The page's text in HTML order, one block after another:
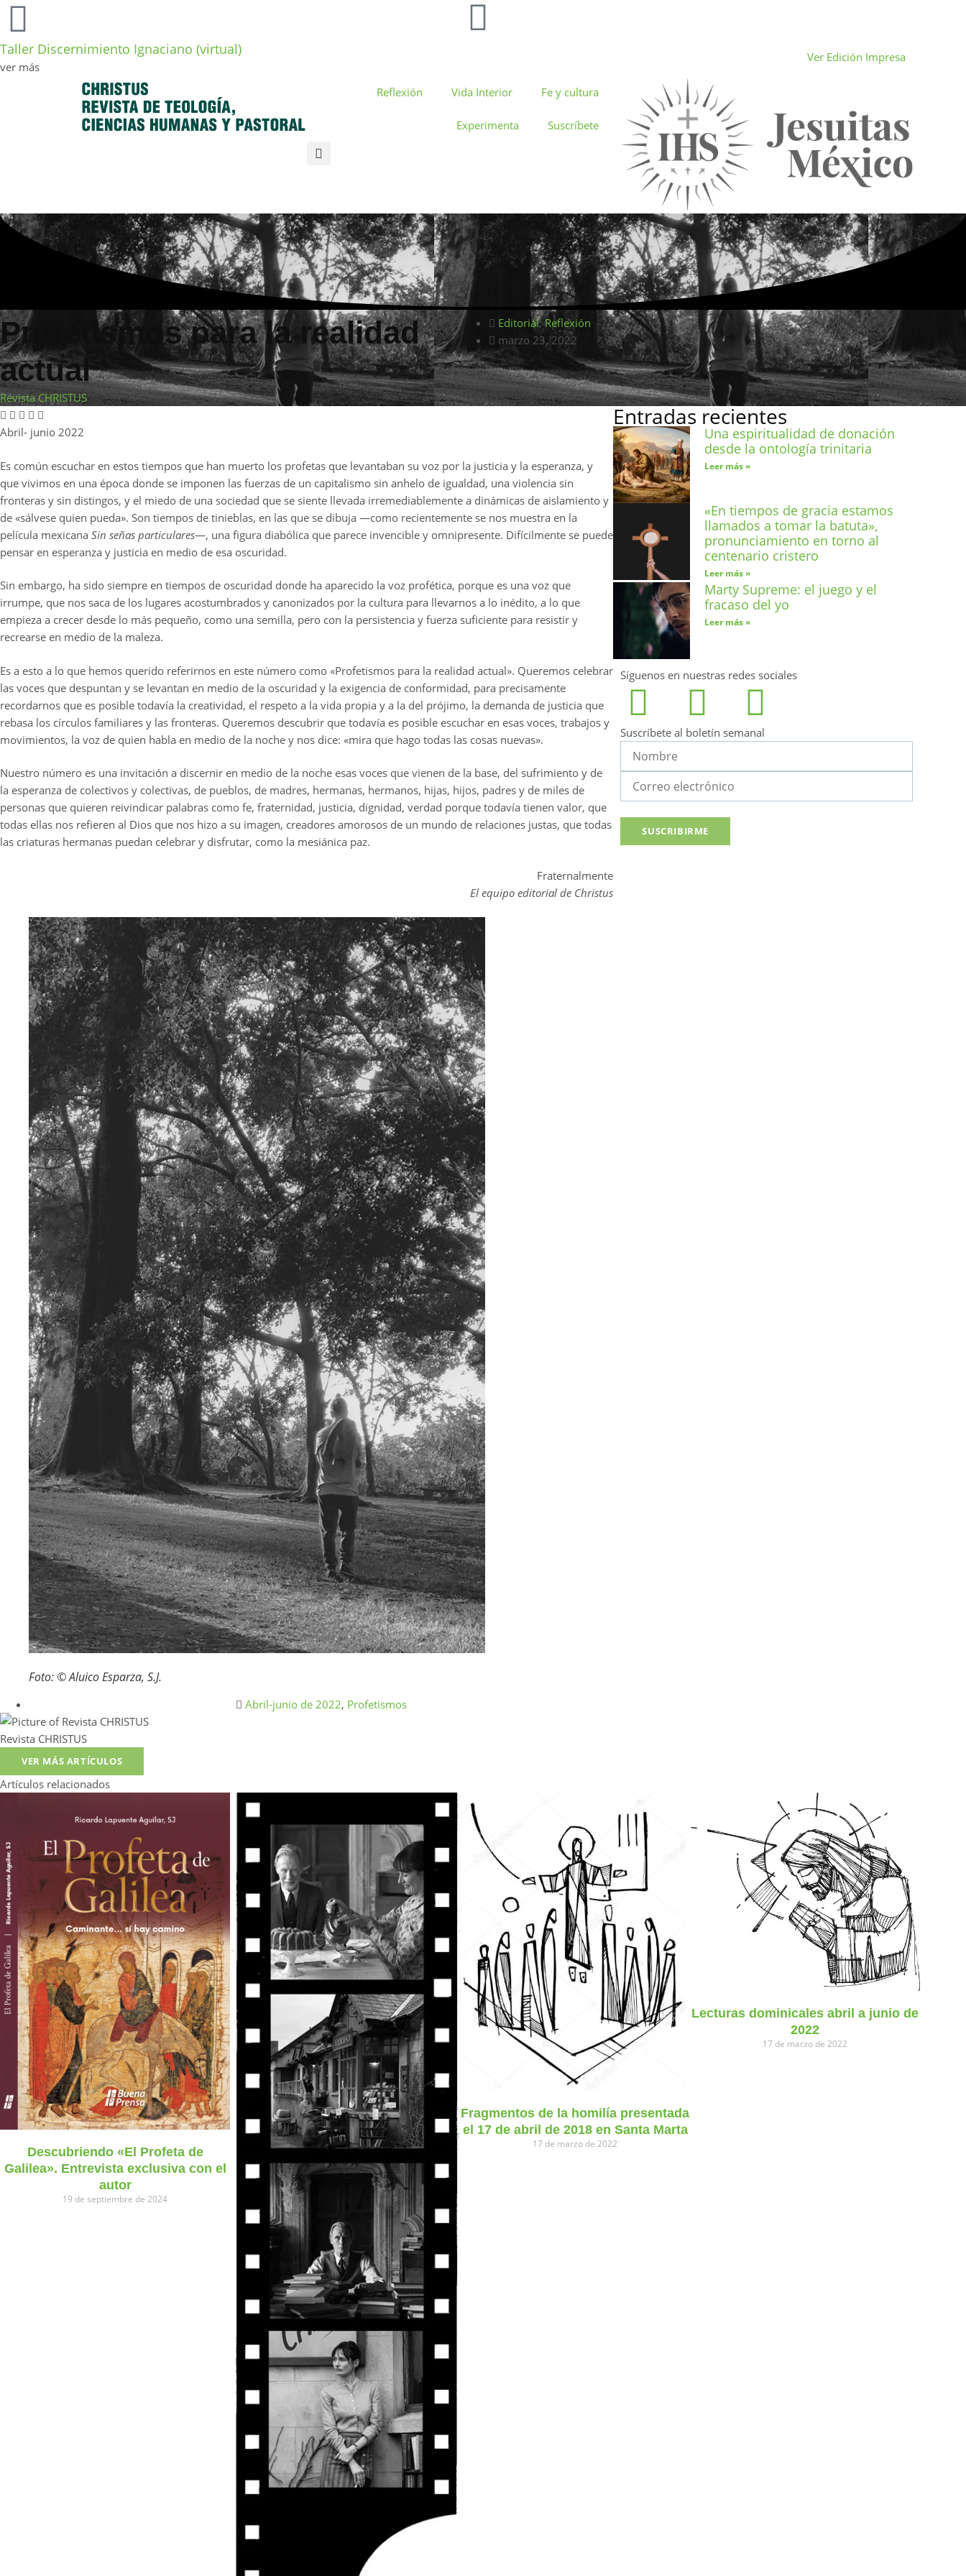
Taller Discernimiento Ignaciano (virtual)
ver más
Ver Edición Impresa
Reflexión Vida Interior Fe y cultura
Experimenta Suscríbete
Profetismos para la realidad
actual
Revista CHRISTUS
Editorial,Reflexión
marzo 23, 2022
Abril- junio 2022
Es común escuchar en estos tiempos que han muerto los profetas que levantaban su voz por la justicia y la esperanza, y
que vivimos en una época donde se imponen las fuerzas de un capitalismo sin anhelo de igualdad, una violencia sin
fronteras y sin distingos, y el miedo de una sociedad que se siente llevada irremediablemente a dinámicas de aislamiento y
de «sálvese quien pueda». Son tiempos de tinieblas, en las que se dibuja —como recientemente se nos muestra en la
película mexicana Sin señas particulares—, una figura diabólica que parece invencible y omnipresente. Difícilmente se puede
pensar en esperanza y justicia en medio de esa oscuridad.
Sin embargo, ha sido siempre en tiempos de oscuridad donde ha aparecido la voz profética, porque es una voz que
irrumpe, que nos saca de los lugares acostumbrados y canonizados por la cultura para llevarnos a lo inédito, a lo que
empieza a crecer desde lo más pequeño, como una semilla, pero con la persistencia y fuerza suficiente para resistir y
recrearse en medio de la maleza.
Es a esto a lo que hemos querido referirnos en este número como «Profetismos para la realidad actual». Queremos celebrar
las voces que despuntan y se levantan en medio de la oscuridad y la exigencia de conformidad, para precisamente
recordarnos que es posible todavía la creatividad, el respeto a la vida propia y a la del prójimo, la demanda de justicia que
rebasa los círculos familiares y las fronteras. Queremos descubrir que todavía es posible escuchar en esas voces, trabajos y
movimientos, la voz de quien habla en medio de la noche y nos dice: «mira que hago todas las cosas nuevas».
Nuestro número es una invitación a discernir en medio de la noche esas voces que vienen de la base, del sufrimiento y de
la esperanza de colectivos y colectivas, de pueblos, de madres, hermanas, hermanos, hijas, hijos, padres y de miles de
personas que quieren reivindicar palabras como fe, fraternidad, justicia, dignidad, verdad porque todavía tienen valor, que
todas ellas nos refieren al Dios que nos hizo a su imagen, creadores amorosos de un mundo de relaciones justas, que todas
las criaturas hermanas puedan celebrar y disfrutar, como la mesiánica paz.
Fraternalmente
El equipo editorial de Christus
Foto: © Aluico Esparza, S.J.
Abril-junio de 2022, Profetismos
Revista CHRISTUS
VER MÁS ARTÍCULOS
Entradas recientes
Una espiritualidad de donación
desde la ontología trinitaria
Leer más »
«En tiempos de gracia estamos
llamados a tomar la batuta»,
pronunciamiento en torno al
centenario cristero
Leer más »
Marty Supreme: el juego y el
fracaso del yo
Leer más »
Síguenos en nuestras redes sociales
Suscríbete al boletín semanal
Artículos relacionados
Descubriendo «El Profeta de
Galilea». Entrevista exclusiva con el
autor
19 de septiembre de 2024
Fragmentos de la homilía presentada
el 17 de abril de 2018 en Santa Marta
17 de marzo de 2022
Lecturas dominicales abril a junio de
2022
17 de marzo de 2022